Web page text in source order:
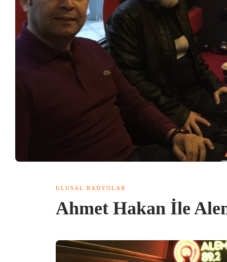
ULUSAL RADYOLAR
Ahmet Hakan İle